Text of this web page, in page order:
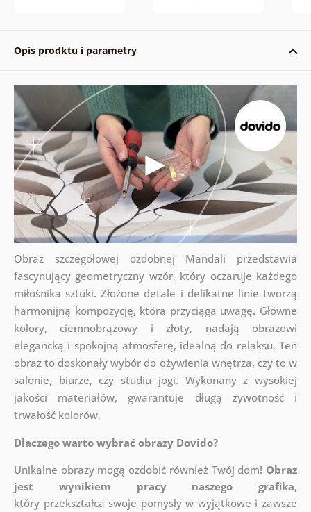
Opis prodktu i parametry
Obraz szczegółowej ozdobnej Mandali przedstawia
fascynujący geometryczny wzór, który oczaruje każdego
miłośnika sztuki. Złożone detale i delikatne linie tworzą
harmonijną kompozycję, która przyciąga uwagę. Główne
kolory, ciemnobrązowy i złoty, nadają obrazowi
elegancką i spokojną atmosferę, idealną do relaksu. Ten
obraz to doskonały wybór do ożywienia wnętrza, czy to w
salonie, biurze, czy studiu jogi. Wykonany z wysokiej
jakości materiałów, gwarantuje długą żywotność i
trwałość kolorów.
Dlaczego warto wybrać obrazy Dovido?
Unikalne obrazy mogą ozdobić również Twój dom! Obraz
jest wynikiem pracy naszego grafika,
który przekształca swoje pomysły w wyjątkowe i zawsze